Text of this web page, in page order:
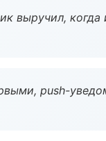
выручил, когда
push-